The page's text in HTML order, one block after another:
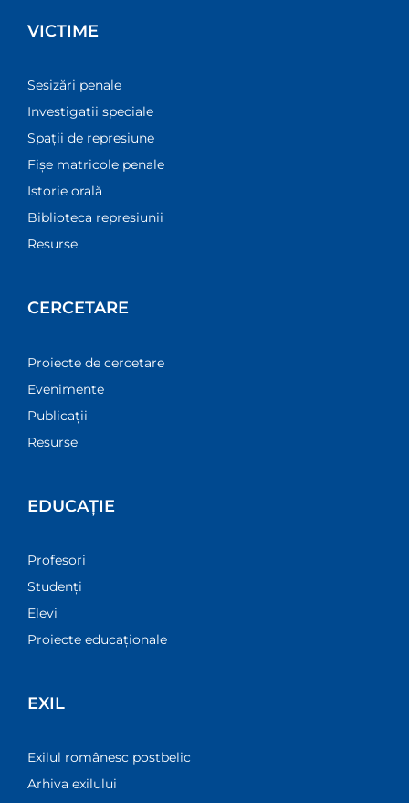
VICTIME
Sesizări penale
Investigații speciale
Spații de represiune
Fișe matricole penale
Istorie orală
Biblioteca represiunii
Resurse
CERCETARE
Proiecte de cercetare
Evenimente
Publicații
Resurse
EDUCAȚIE
Profesori
Studenți
Elevi
Proiecte educaționale
EXIL
Exilul românesc postbelic
Arhiva exilului